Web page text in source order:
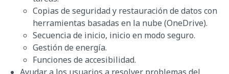
Copias de seguridad y restauración de datos con
herramientas basadas en la nube (OneDrive).
Secuencia de inicio, inicio en modo seguro.
Gestión de energía.
Funciones de accesibilidad.